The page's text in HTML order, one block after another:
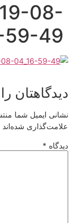
08-
59-49
دیدگاهتان
نشانی ایمیل شما
علامت‌گذاری شده‌اند
دیدگاه *